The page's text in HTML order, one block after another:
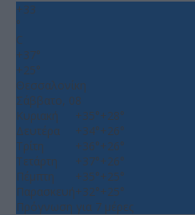
+33
°
C
+37°
+25°
Θεσσαλονίκη
Σάββατο, 08
Κυριακή
+35°+28°
Δευτέρα
+34°+26°
Τρίτη
+36°+26°
Τετάρτη
+37°+26°
Πέμπτη
+35°+25°
Παρασκευή+32°+25°
Πρόγνωση για 7 μέρες